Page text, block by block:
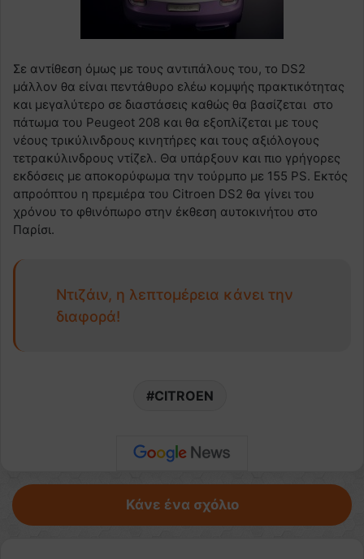
Σε αντίθεση όμως με τους αντιπάλους του, το DS2
μάλλον θα είναι πεντάθυρο ελέω κομψής πρακτικότητας
και μεγαλύτερο σε διαστάσεις καθώς θα βασίζεται στο
πάτωμα του Peugeot 208 και θα εξοπλίζεται με τους
νέους τρικύλινδρους κινητήρες και τους αξιόλογους
τετρακύλινδρους ντίζελ. Θα υπάρξουν και πιο γρήγορες
εκδόσεις με αποκορύφωμα την τούρμπο με 155 PS. Εκτός
απροόπτου η πρεμιέρα του Citroen DS2 θα γίνει του
χρόνου το φθινόπωρο στην έκθεση αυτοκινήτου στο
Παρίσι.
Ντιζάιν, η λεπτομέρεια κάνει την
διαφορά!
CITROEN
Κάνε ένα σχόλιο